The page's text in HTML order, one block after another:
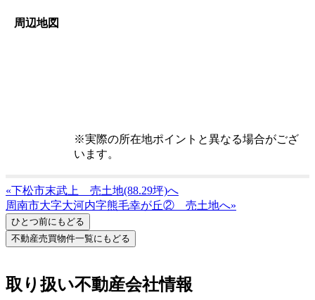
周辺地図
※実際の所在地ポイントと異なる場合がござ
います。
«下松市末武上 売土地(88.29坪)へ
周南市大字大河内字熊毛幸が丘② 売土地へ»
取り扱い不動産会社情報